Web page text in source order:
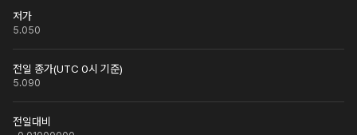
저가
5.050
전일 종가(UTC 0시 기준)
5.090
전일대비